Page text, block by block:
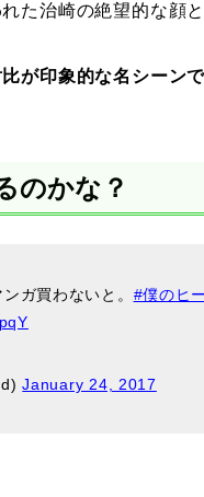
た治崎の絶望的な顔と
が印象的な名シーン
のかな？
ガ買わないと。 #僕のヒ
January 24, 2017